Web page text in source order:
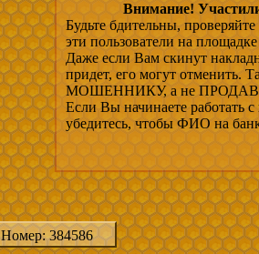
Внимание!
Будьте бдительны,
эти пользователи на площадке
Даже если Вам скинут
придет, его могут
МОШЕННИКУ, а не
Если Вы начинаете работать
убедитесь, чтобы ФИО на
Номер: 384586